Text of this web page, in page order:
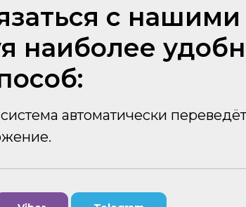
с нашими
наиболее
автоматически